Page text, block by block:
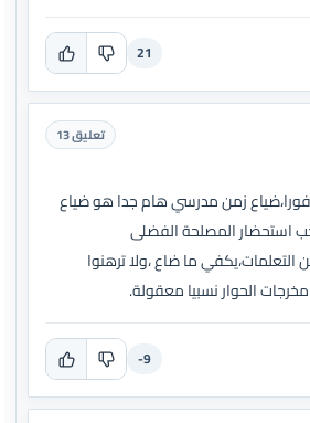
21
تعليق 13
زمن مدرسي هام جدا هو ضياع
استحضار المصلحة الفضلى
التعلمات،يكفي ما ضاع ،ولا ترهنوا
الحوار نسبيا معقولة.
-9